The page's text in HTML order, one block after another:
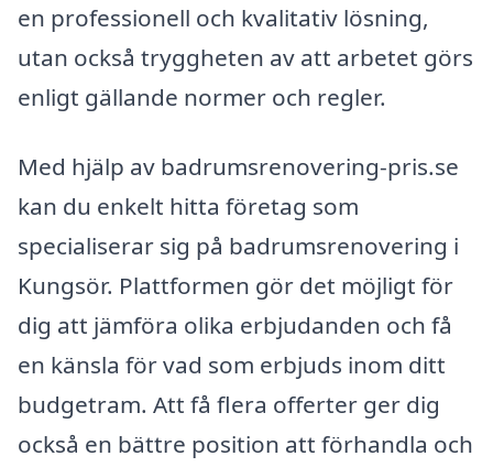
en professionell och kvalitativ lösning,
utan också tryggheten av att arbetet görs
enligt gällande normer och regler.
Med hjälp av badrumsrenovering-pris.se
kan du enkelt hitta företag som
specialiserar sig på badrumsrenovering i
Kungsör. Plattformen gör det möjligt för
dig att jämföra olika erbjudanden och få
en känsla för vad som erbjuds inom ditt
budgetram. Att få flera offerter ger dig
också en bättre position att förhandla och